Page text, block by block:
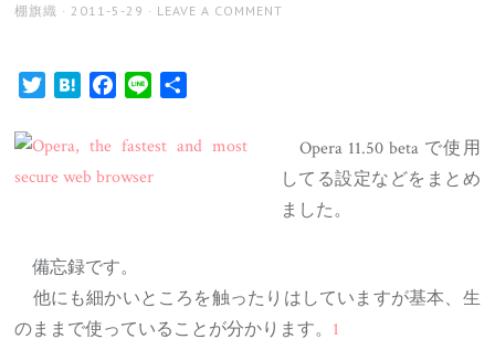
AUTHOR
棚旗織
POSTED
2011-5-29 LEAVE A COMMENT
TwitterHatenaFacebook
Line
Opera 11.50 beta で使用
してる設定などをまとめ
ました。
備忘録です。
他にも細かいところを触ったりはしていますが基本、生
のままで使っていることが分かります。 1